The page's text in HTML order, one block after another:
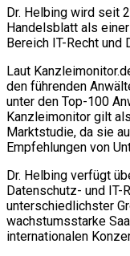
Dr. Helbing wird seit
Handelsblatt als
Bereich IT-Recht
Laut
den führenden
unter den Top-100
Kanzleimonitor gilt
Marktstudie, da sie
Empfehlungen von
Dr. Helbing verfügt
Datenschutz- und IT-
unterschiedlichster
wachstumsstarke
internationalen